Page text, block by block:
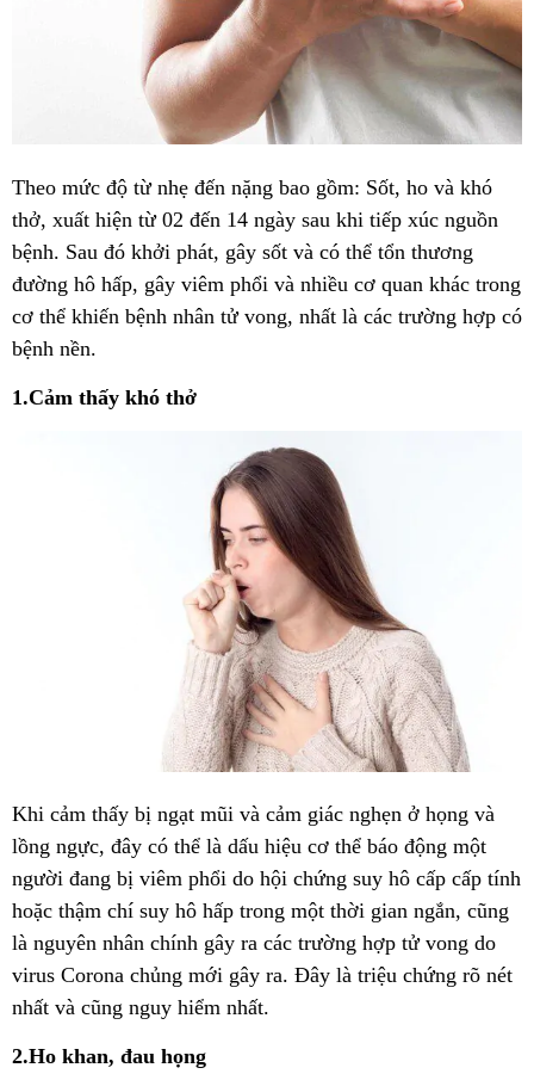
Theo mức độ từ nhẹ đến nặng bao gồm: Sốt, ho và khó
thở, xuất hiện từ 02 đến 14 ngày sau khi tiếp xúc nguồn
bệnh. Sau đó khởi phát, gây sốt và có thể tổn thương
đường hô hấp, gây viêm phổi và nhiều cơ quan khác trong
cơ thể khiến bệnh nhân tử vong, nhất là các trường hợp có
bệnh nền.
1.Cảm thấy khó thở
Khi cảm thấy bị ngạt mũi và cảm giác nghẹn ở họng và
lồng ngực, đây có thể là dấu hiệu cơ thể báo động một
người đang bị viêm phổi do hội chứng suy hô cấp cấp tính
hoặc thậm chí suy hô hấp trong một thời gian ngắn, cũng
là nguyên nhân chính gây ra các trường hợp tử vong do
virus Corona chủng mới gây ra. Đây là triệu chứng rõ nét
nhất và cũng nguy hiểm nhất.
2.Ho khan, đau họng